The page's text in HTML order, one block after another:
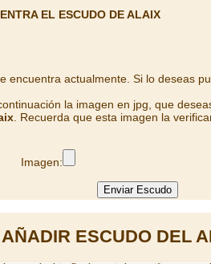
EL ESCUDO DE ALAIX
encuentra actualmente. Si lo deseas
la imagen en jpg, que
. Recuerda que esta imagen la
Imagen:
AÑADIR ESCUDO DEL